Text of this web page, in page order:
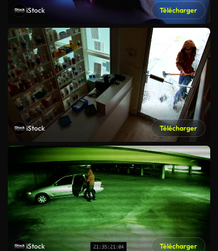
iStock Télécharger
iStock Télécharger
iStock Télécharger